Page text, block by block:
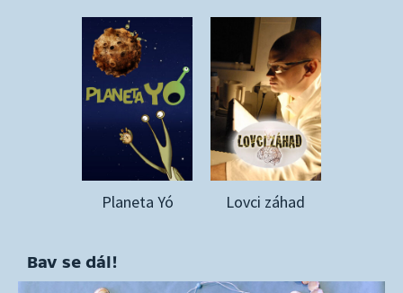
Planeta Yó Lovci záhad
Bav se dál!